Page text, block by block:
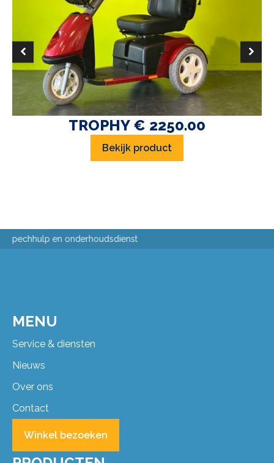
TROPHY € 2250.00
Bekijk product
Passing aan huis
MENU
Service & diensten
Nieuws
Over ons
Contact
Winkel bezoeken